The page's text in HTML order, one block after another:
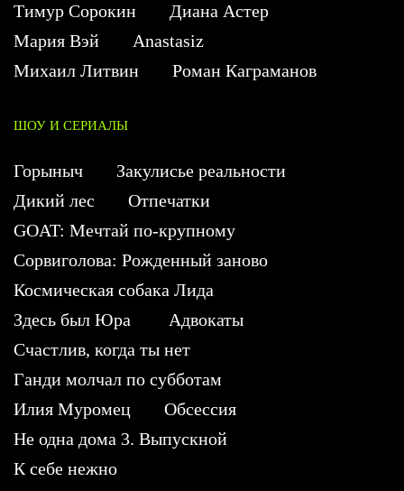
Тимур Сорокин
Диана Астер
Мария Вэй
Anastasiz
Михаил Литвин
Роман Каграманов
ШОУ И СЕРИАЛЫ
Горыныч
Закулисье реальности
Дикий лес
Отпечатки
GOAT: Мечтай по-крупному
Сорвиголова: Рожденный заново
Космическая собака Лида
Здесь был Юра
Адвокаты
Счастлив, когда ты нет
Ганди молчал по субботам
Илия Муромец
Обсессия
Не одна дома 3. Выпускной
К себе нежно